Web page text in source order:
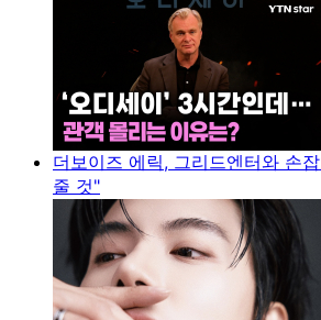
더보이즈 에릭, 그리드엔터와 손
줄 것"